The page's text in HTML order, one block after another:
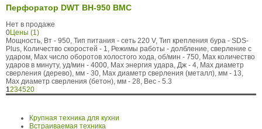
Перфоратор DWT BH-950 BMC
Нет в продаже
0Цены (1)
Мощность, Вт - 950, Тип питания - сеть 220 V, Тип крепления бура - SDS-
Plus, Количество скоростей - 1, Режимы работы - долбление, сверление с
ударом, Max число оборотов холостого хода, об/мин - 750, Max количество
ударов в минуту, уд/мин - 4000, Max энергия удара, Дж - 4, Max диаметр
сверления (дерево), мм - 30, Max диаметр сверления (металл), мм - 13,
Max диаметр сверления (бетон), мм - 28, Вес - 5.3
1234520
Крупная техника для кухни
Встраиваемая техника